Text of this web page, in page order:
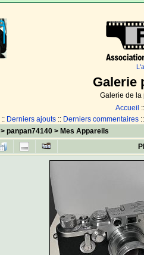
Galerie
Galerie de la
Accueil
:: Derniers ajouts :: Derniers commentaires
>panpan74140 > Mes Appareils